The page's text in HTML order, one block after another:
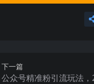
下一篇
公众号精准粉引流玩法